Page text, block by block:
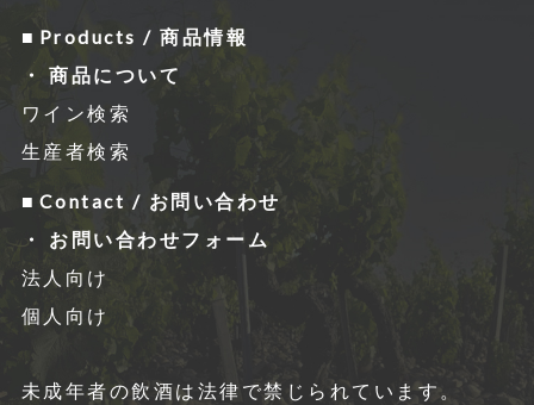
未成年者の飲酒は法律で禁じられています。
Products / 商品情報
商品について
ワイン検索
生産者検索
Contact / お問い合わせ
お問い合わせフォーム
法人向け
個人向け